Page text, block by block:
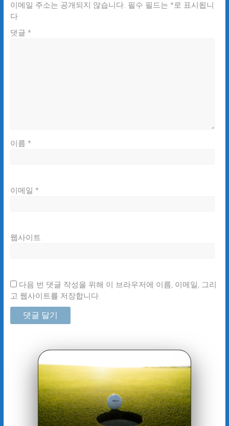
이메일 주소는 공개되지 않습니다. 필수 필드는 *로 표시됩니
다
댓글 *
이름 *
이메일 *
웹사이트
다음 번 댓글 작성을 위해 이 브라우저에 이름, 이메일, 그리
고 웹사이트를 저장합니다.